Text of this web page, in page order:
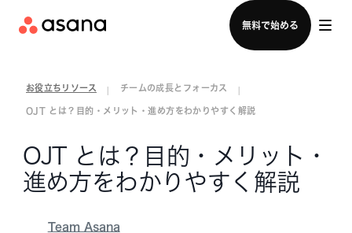
無料で始める
セールスチームに問い合わせる
お役立ちリソース チームの成長とフォーカス
OJT とは？目的・メリット・進め方をわかりやすく解説
OJT とは？目的・メリット・
進め方をわかりやすく解説
Team Asana